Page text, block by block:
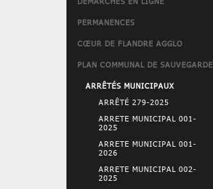
PERMANENCES
CŒUR DE FLANDRE AGGLO
PLAN COMMUNAL DE SAUVEGARDE
ARRÊTÉS MUNICIPAUX
ARRÊTÉ 279-2025
ARRETE MUNICIPAL 001-
2025
ARRETE MUNICIPAL 001-
2026
ARRETE MUNICIPAL 002-
2025